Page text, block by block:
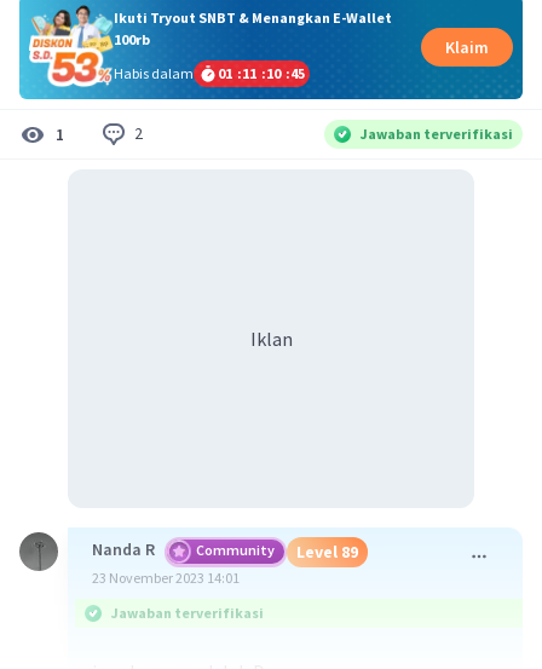
Ikuti Tryout SNBT & Menangkan E-Wallet
100rb
Habis dalam
01 :11 :10 :45
Klaim
1 2 Jawaban terverifikasi
Iklan
Nanda R Community Level 89
23 November 2023 14:01
Jawaban terverifikasi